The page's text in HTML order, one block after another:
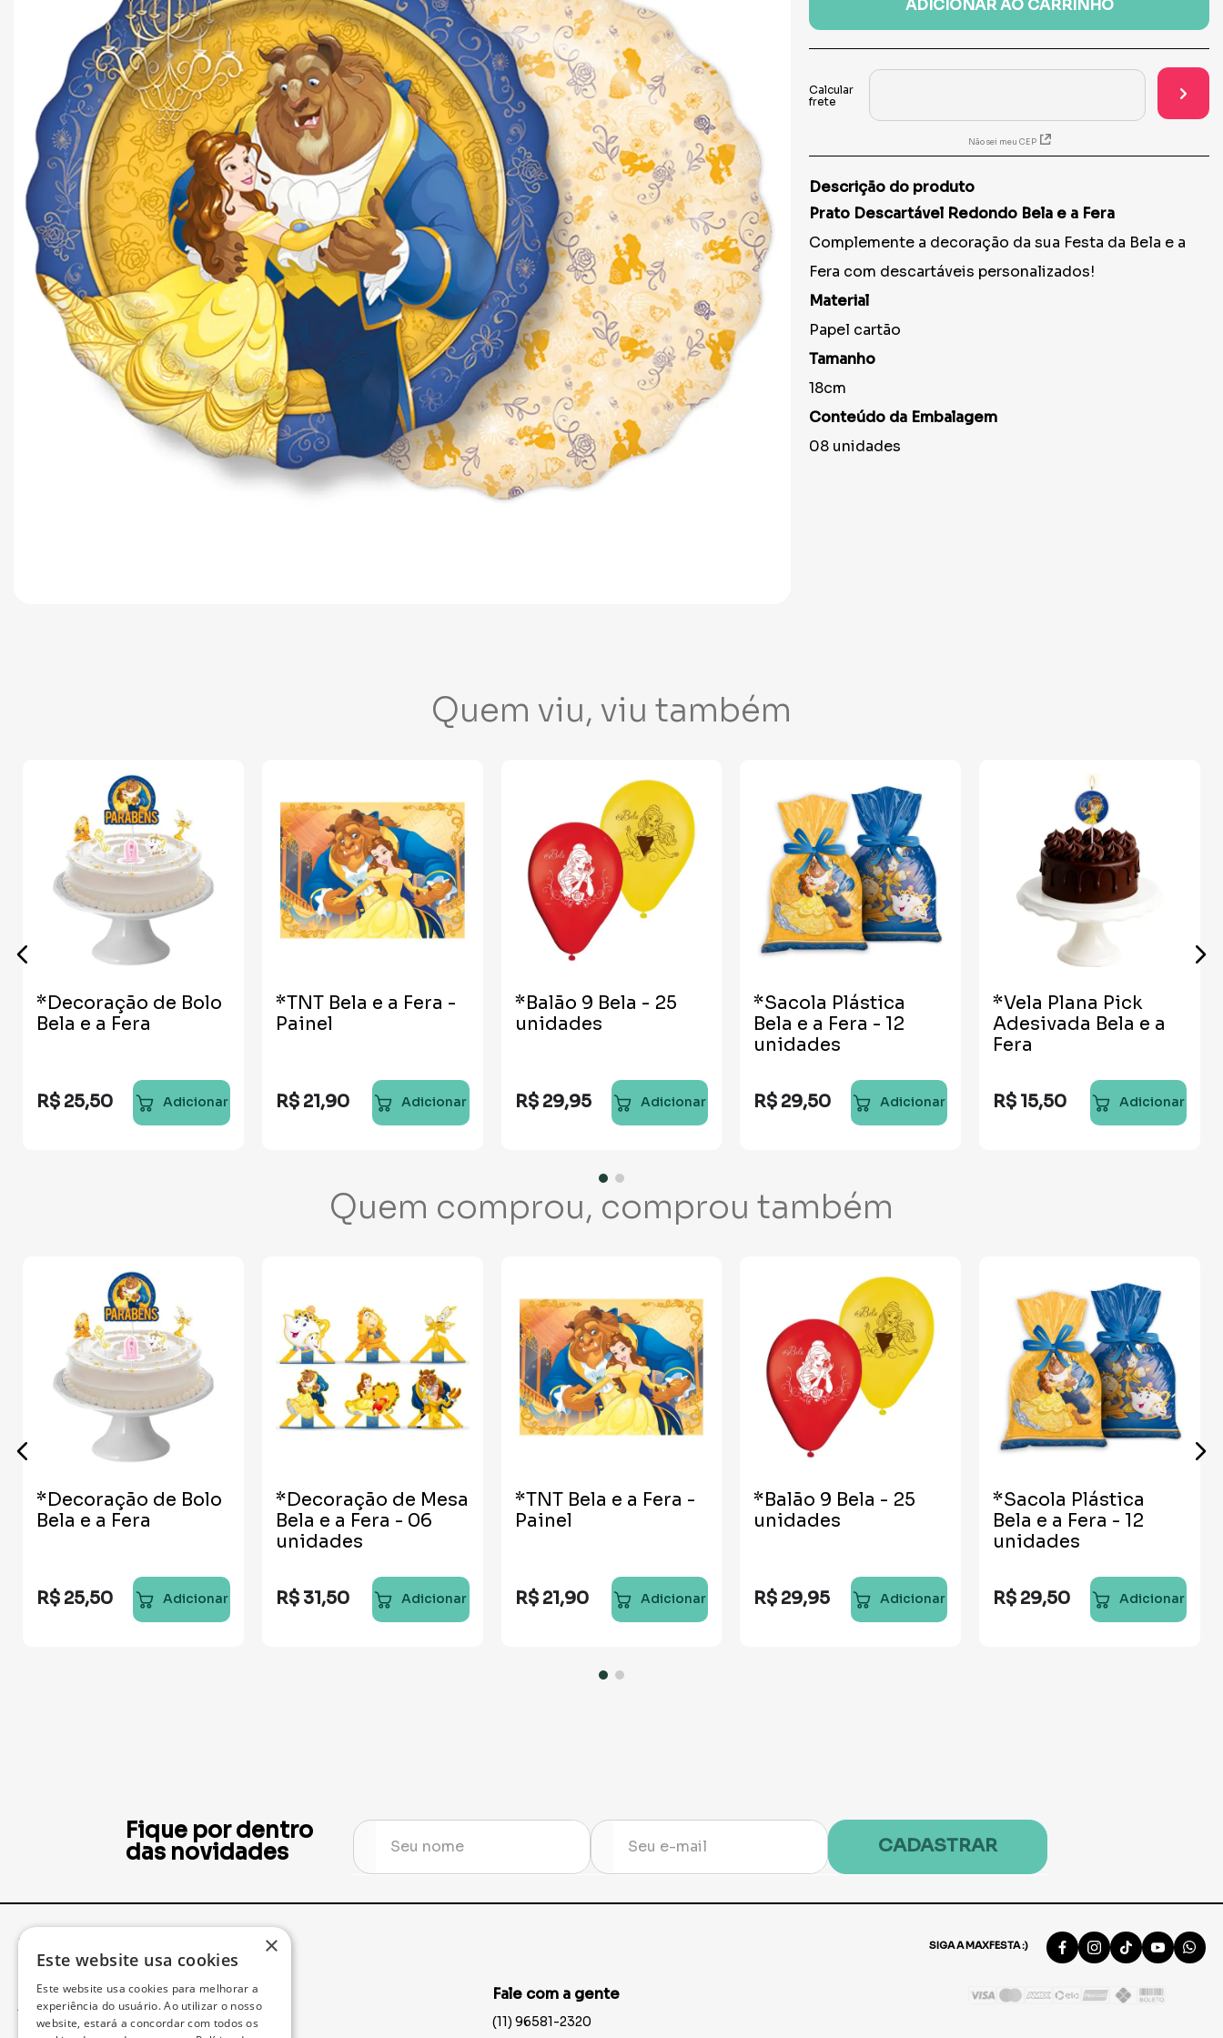
10º copo
ADICIONAR AO CARRINHO
Não sei meu CEP
Descrição do produto
Prato Descartável Redondo Bela e a Fera
Complemente a decoração da sua Festa da Bela e a
Fera com descartáveis personalizados!
Material
Papel cartão
Tamanho
18cm
Conteúdo da Embalagem
08 unidades
Quem viu, viu também
*Decoração de Bolo
Bela e a Fera
R$ 25,50 Adicionar
*TNT Bela e a Fera -
Painel
R$ 21,90 Adicionar
*Balão 9 Bela - 25
unidades
R$ 29,95 Adicionar
*Sacola Plástica
Bela e a Fera - 12
unidades
R$ 29,50 Adicionar
*Vela Plana Pick
Adesivada Bela e a
Fera
R$ 15,50 Adicionar
Quem comprou, comprou também
*Decoração de Bolo
Bela e a Fera
R$ 25,50 Adicionar
*Decoração de Mesa
Bela e a Fera - 06
unidades
R$ 31,50 Adicionar
*TNT Bela e a Fera -
Painel
R$ 21,90 Adicionar
*Balão 9 Bela - 25
unidades
R$ 29,95 Adicionar
*Sacola Plástica
Bela e a Fera - 12
unidades
R$ 29,50 Adicionar
Fique por dentro
das novidades
CADASTRAR
Institucional SIGA A MAXFESTA :)
Acompanhe seu Pedido
Fale com a gente
(11) 96581-2320
×
Este website usa cookies
Este website usa cookies para melhorar a
experiência do usuário. Ao utilizar o nosso
website, estará a concordar com todos os